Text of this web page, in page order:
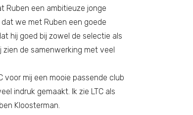
Ruben een ambitieuze jonge
we met Ruben een goede
hij goed bij zowel de selectie als
de samenwerking met veel
voor mij een mooie passende club
indruk gemaakt. Ik zie LTC als
Kloosterman.